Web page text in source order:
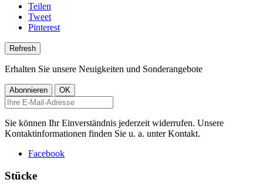
Teilen
Tweet
Pinterest
Erhalten Sie unsere Neuigkeiten und Sonderangebote
Sie können Ihr Einverständnis jederzeit widerrufen. Unsere
Kontaktinformationen finden Sie u. a. unter Kontakt.
Facebook
Stücke